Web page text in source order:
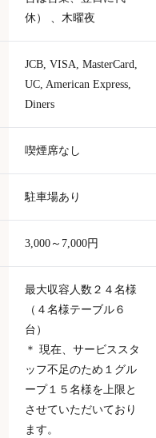
休） 、木曜夜
JCB, VISA, MasterCard,
UC, American Express,
Diners
喫煙席なし
駐車場あり
3,000～7,000円
最大収容人数２４名様
（４名様テーブル６
台）
＊ 現在、サービススタ
ッフ不足のため１グル
ープ１５名様を上限と
させていただいており
ます。